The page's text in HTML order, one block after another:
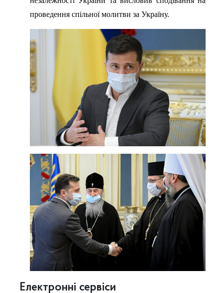
проведення спільної молитви за Україну.
Електронні сервіси